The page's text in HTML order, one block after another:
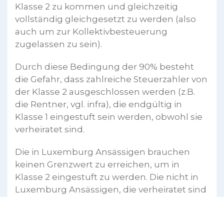
Klasse 2 zu kommen und gleichzeitig
vollständig gleichgesetzt zu werden (also
auch um zur Kollektivbesteuerung
zugelassen zu sein).
Durch diese Bedingung der 90% besteht
die Gefahr, dass zahlreiche Steuerzahler von
der Klasse 2 ausgeschlossen werden (z.B.
die Rentner, vgl. infra), die endgültig in
Klasse 1 eingestuft sein werden, obwohl sie
verheiratet sind.
Die in Luxemburg Ansässigen brauchen
keinen Grenzwert zu erreichen, um in
Klasse 2 eingestuft zu werden. Die nicht in
Luxemburg Ansässigen, die verheiratet sind